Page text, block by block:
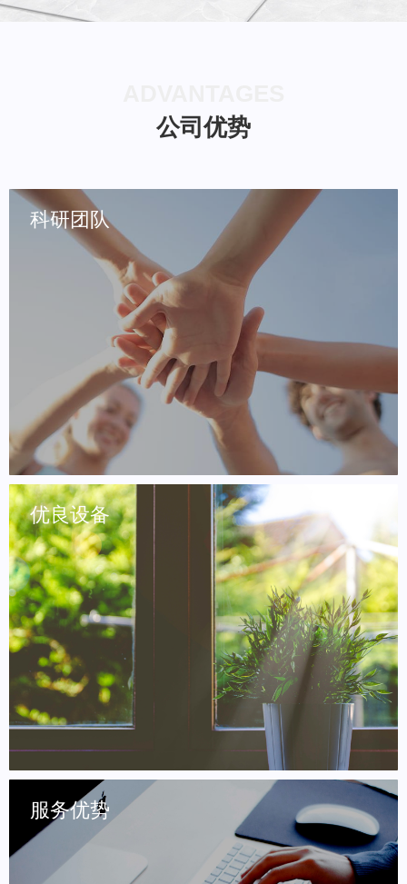
公司优势
可以除去装修有害气体，除去率达95%多，几次喷涂就
可以降解多种污染物质。
优良设备
从提供方案、治理、复检验收到后期售后服务专人负
责，省力省心。
科研团队
服务优势